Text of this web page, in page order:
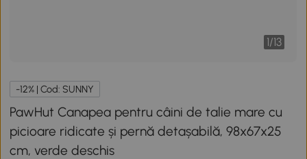
1/13
-12% | Cod: SUNNY
PawHut Canapea pentru câini de talie mare cu
picioare ridicate și pernă detașabilă, 98x67x25
cm, verde deschis